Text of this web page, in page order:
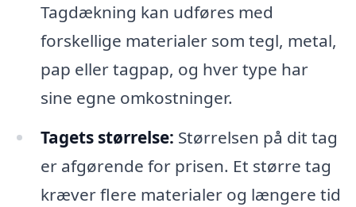
Tagdækning kan udføres med
forskellige materialer som tegl, metal,
pap eller tagpap, og hver type har
sine egne omkostninger.
Tagets størrelse: Størrelsen på dit tag
er afgørende for prisen. Et større tag
kræver flere materialer og længere tid